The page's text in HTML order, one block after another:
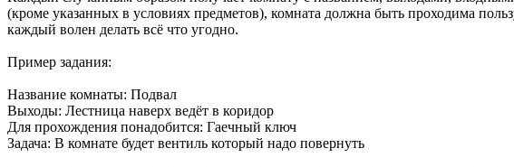
(кроме указанных в условиях предметов), комната должна быть проходима
каждый волен делать всё что угодно.
Пример задания:
Название комнаты: Подвал
Выходы: Лестница наверх ведёт в коридор
Для прохождения понадобится: Гаечный ключ
Задача: В комнате будет вентиль который надо повернуть